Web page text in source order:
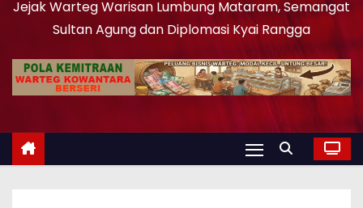
Jejak Warteg Warisan Lumbung Mataram, Semangat
Sultan Agung dan Diplomasi Kyai Rangga